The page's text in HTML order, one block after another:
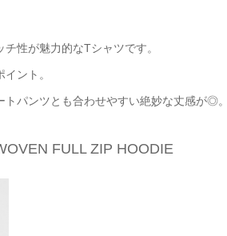
性が魅力的なTシャツです。
ント。
パンツとも合わせやすい絶妙な丈感が◎。
FULL ZIP HOODIE